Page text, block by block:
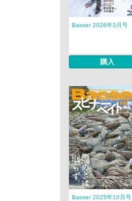
Basser 2026年3月号
購入
Basser 2025年10月号